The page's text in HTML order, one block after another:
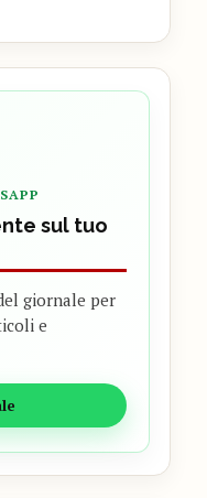
sul tuo
giornale per
e